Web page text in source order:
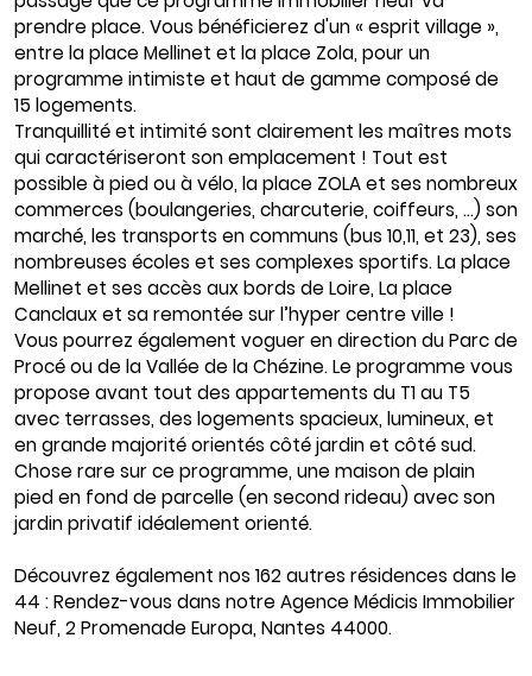
prendre place. Vous bénéficierez d'un « esprit village »,
entre la place Mellinet et la place Zola, pour un
programme intimiste et haut de gamme composé de
15 logements.
Tranquillité et intimité sont clairement les maîtres mots
qui caractériseront son emplacement ! Tout est
possible à pied ou à vélo, la place ZOLA et ses nombreux
commerces (boulangeries, charcuterie, coiffeurs, …) son
marché, les transports en communs (bus 10,11, et 23), ses
nombreuses écoles et ses complexes sportifs. La place
Mellinet et ses accès aux bords de Loire, La place
Canclaux et sa remontée sur l’hyper centre ville !
Vous pourrez également voguer en direction du Parc de
Procé ou de la Vallée de la Chézine. Le programme vous
propose avant tout des appartements du T1 au T5
avec terrasses, des logements spacieux, lumineux, et
en grande majorité orientés côté jardin et côté sud.
Chose rare sur ce programme, une maison de plain
pied en fond de parcelle (en second rideau) avec son
jardin privatif idéalement orienté.
Découvrez également nos 162 autres résidences dans le
44 : Rendez-vous dans notre Agence Médicis Immobilier
Neuf, 2 Promenade Europa, Nantes 44000.